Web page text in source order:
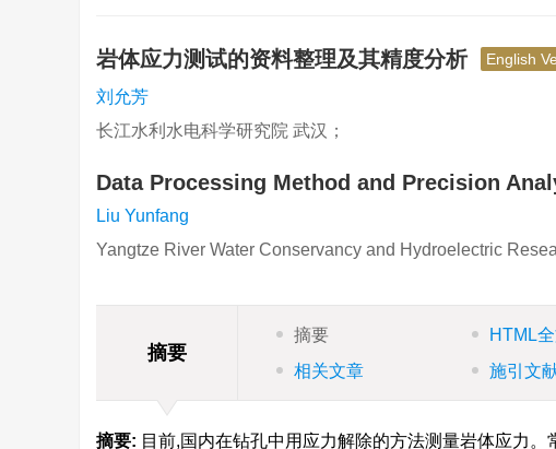
岩体应力测试的资料整理及其精度分析 English
刘允芳
长江水利水电科学研究院 武汉；
Data Processing Method and Precision
Liu Yunfang
Yangtze River Water Conservancy and Hydroelectric
摘要
摘要 HTML
相关文章
施引文
摘要: 目前,国内在钻孔中用应力解除的方法测量岩体应力